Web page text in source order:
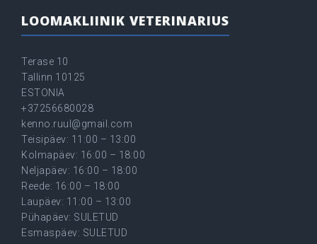
LOOMAKLIINIK VETERINARIUS
Terase 10
Tallinn 10125
ESTONIA
+37256680028
kenno.ruul@gmail.com
Teisipäev: 11:00 – 13:00
Kolmapäev: 16:00 – 18:00
Neljapäev: 16:00 – 18:00
Reede: 16:00 – 18:00
Laupäev: 11:00 – 13:00
Pühapäev: SULETUD
Esmaspäev: SULETUD